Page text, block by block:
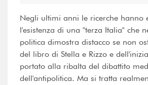
Negli ultimi anni le ricerche hanno
l'esistenza di una "terza Italia" che
politica dimostra distacco se non
del libro di Stella e Rizzo e
portato alla ribalta del dibattito
dell'antipolitica. Ma si tratta